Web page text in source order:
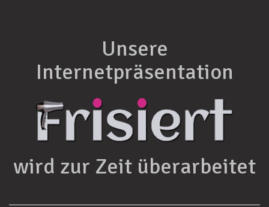
Unsere
Internetpräsentation
wird zur Zeit überarbeitet